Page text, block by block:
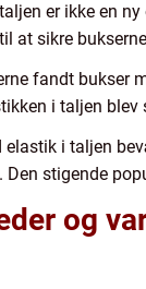
er ikke en
at sikre
fandt
i taljen
elastik i taljen
Den stigende
og